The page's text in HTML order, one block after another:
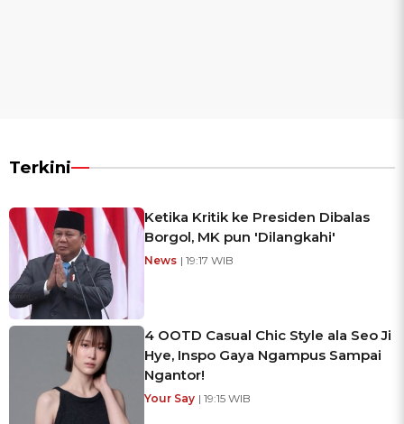
Terkini
Ketika Kritik ke Presiden Dibalas
Borgol, MK pun 'Dilangkahi'
News | 19:17 WIB
4 OOTD Casual Chic Style ala Seo Ji
Hye, Inspo Gaya Ngampus Sampai
Ngantor!
Your Say | 19:15 WIB